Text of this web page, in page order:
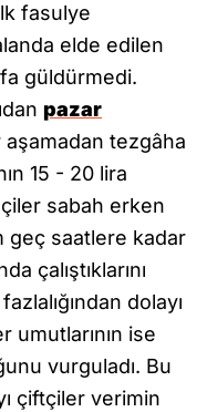
fasulye
elde edilen
güldürmedi.
pazar
tezgâha
15 - 20 lira
sabah erken
geç saatlere kadar
çalıştıklarını
dolayı
ise
vurguladı. Bu
çiftçiler verimin